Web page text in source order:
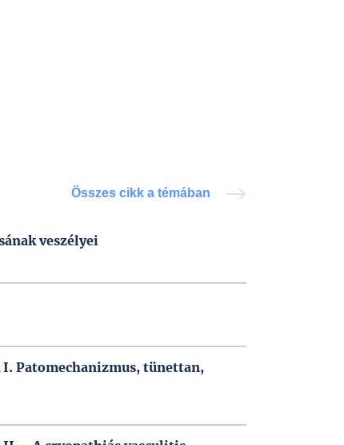
Összes cikk a témában
veszélyei
Patomechanizmus, tünettan,